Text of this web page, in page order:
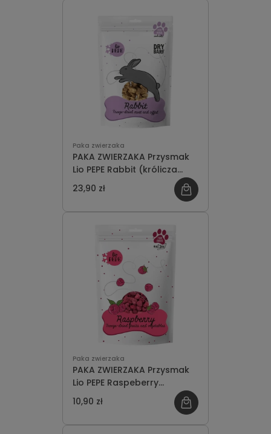
Paka zwierzaka
PAKA ZWIERZAKA Przysmak
Lio PEPE Rabbit (królicza
wątróbka) 60g
23,90 zł
Paka zwierzaka
PAKA ZWIERZAKA Przysmak
Lio PEPE Raspeberry
(malina) 15g
10,90 zł